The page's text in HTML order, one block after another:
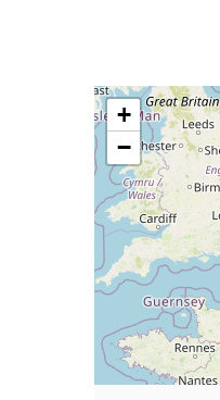
+
−